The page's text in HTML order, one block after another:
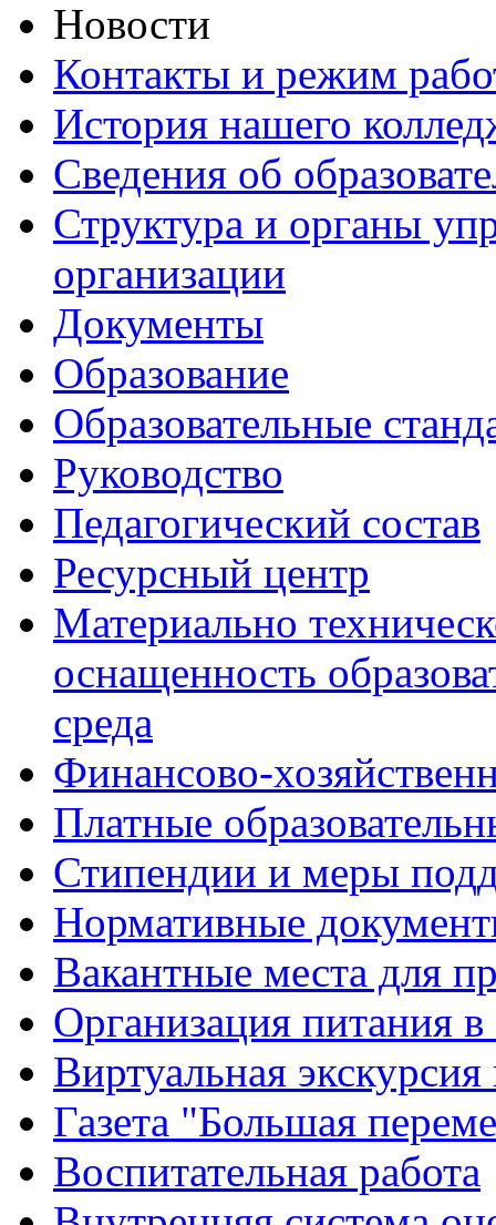
Новости
Контакты и режим
История нашего
Сведения об
Структура и органы
организации
Документы
Образование
Образовательные
Руководство
Педагогический состав
Ресурсный центр
Материально
оснащенность
среда
Финансово-
Платные
Стипендии и меры
Нормативные
Вакантные места для
Организация питания в
Виртуальная
Газета "Большая
Воспитательная работа